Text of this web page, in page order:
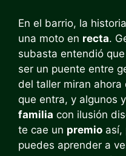
En el barrio, la
una moto en recta.
subasta entendió
ser un puente entre
del taller miran ahora
que entra, y algunos
familia con ilusión
te cae un premio así,
puedes aprender a